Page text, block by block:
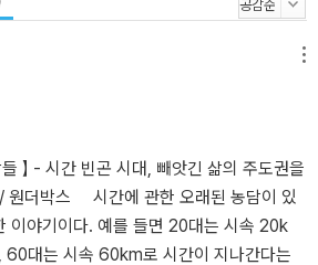
가는 데 필요한 돌봄과 집안일, 즉 재생산
고, 사랑
대한 상상이 필요할 때! 다시 ‘인간의
일’이라는 시간의 근본 특성으로 돌아가
잡힌 자본주의 사회에서 내 시간을 확보
의 자유를 침해하는 수밖에 없다. 저자가 사
등’을 조명한 이유가 바로 여기에 있다. “우
의 시간과 연결되어 있는 상호적인 것이
간을 빼앗거나 그들의 시간을 우리 시간보
이야기이다. 예를 들면 20대는 시속 20k
대는 시속 60km로 시간이 지나간다는